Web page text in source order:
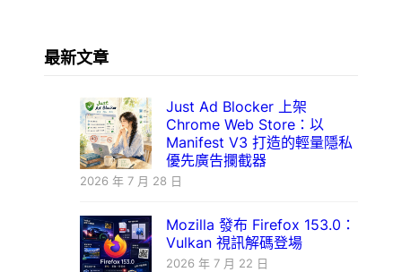
最新文章
Just Ad Blocker 上架
Chrome Web Store：以
Manifest V3 打造的輕量隱私
優先廣告攔截器
2026 年 7 月 28 日
Mozilla 發布 Firefox 153.0：
Vulkan 視訊解碼登場
2026 年 7 月 22 日